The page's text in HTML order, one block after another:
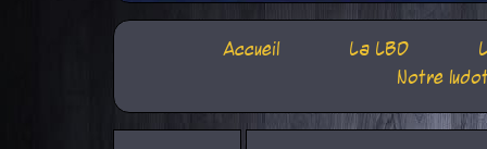
Accueil La LBD
Notre